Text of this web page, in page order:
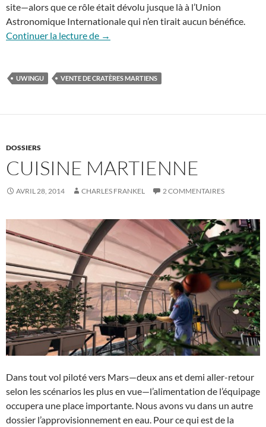
site—alors que ce rôle était dévolu jusque là à l’Union
Astronomique Internationale qui n’en tirait aucun bénéfice.
Continuer la lecture de
Vendre du vent martien
→
UWINGU VENTE DE CRATÈRES MARTIENS
DOSSIERS
CUISINE MARTIENNE
AVRIL 28, 2014 CHARLES FRANKEL 2 COMMENTAIRES
Dans tout vol piloté vers Mars—deux ans et demi aller-retour
selon les scénarios les plus en vue—l’alimentation de l’équipage
occupera une place importante. Nous avons vu dans un autre
dossier l’approvisionnement en eau. Pour ce qui est de la